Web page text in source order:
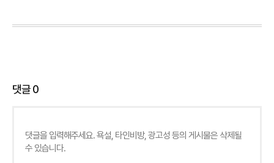
댓글0